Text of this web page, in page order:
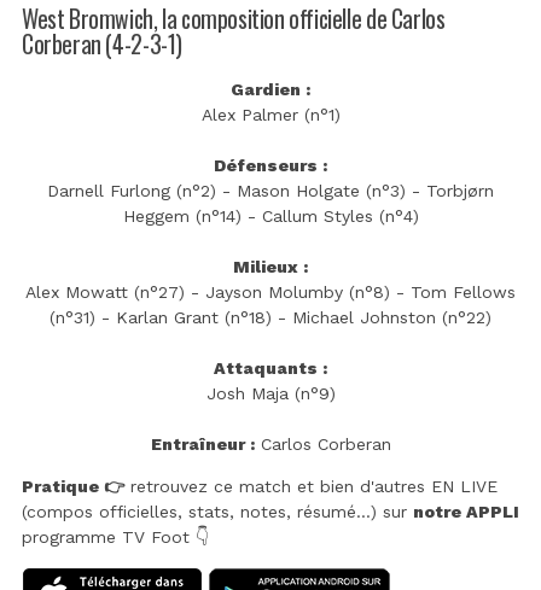
West Bromwich, la composition officielle de Carlos
Corberan (4-2-3-1)
Gardien :
Alex Palmer (n°1)
Défenseurs :
Darnell Furlong (n°2) - Mason Holgate (n°3) - Torbjørn
Heggem (n°14) - Callum Styles (n°4)
Milieux :
Alex Mowatt (n°27) - Jayson Molumby (n°8) - Tom Fellows
(n°31) - Karlan Grant (n°18) - Michael Johnston (n°22)
Attaquants :
Josh Maja (n°9)
Entraîneur :Carlos Corberan
Pratique 👉retrouvez ce match et bien d'autres EN LIVE
(compos officielles, stats, notes, résumé...) sur notre APPLI
programme TV Foot 👇